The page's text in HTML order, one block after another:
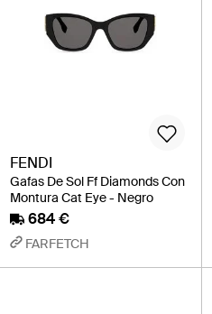
FENDI
Gafas De Sol Ff Diamonds Con
Montura Cat Eye - Negro
684 €
FARFETCH